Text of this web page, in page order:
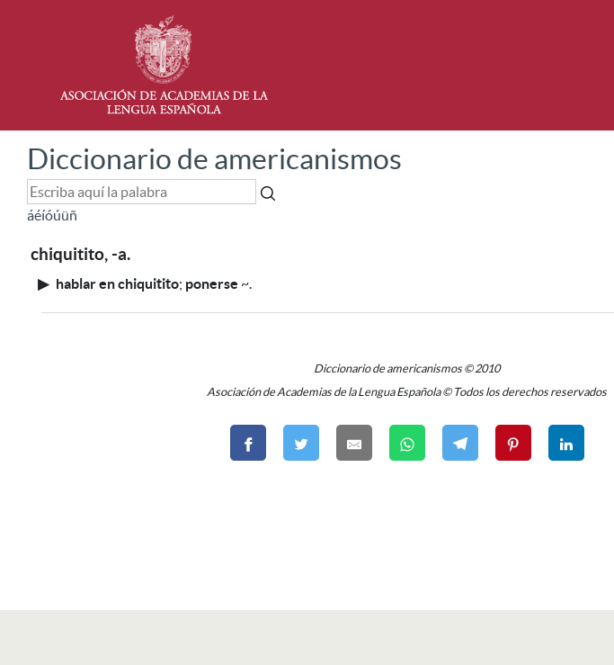
Diccionario de americanismos
áéíóúüñ
chiquitito, -a.
▶ hablar en chiquitito; ponerse ~.
Diccionario de americanismos © 2010
Asociación de Academias de la Lengua Española © Todos los derechos reservados